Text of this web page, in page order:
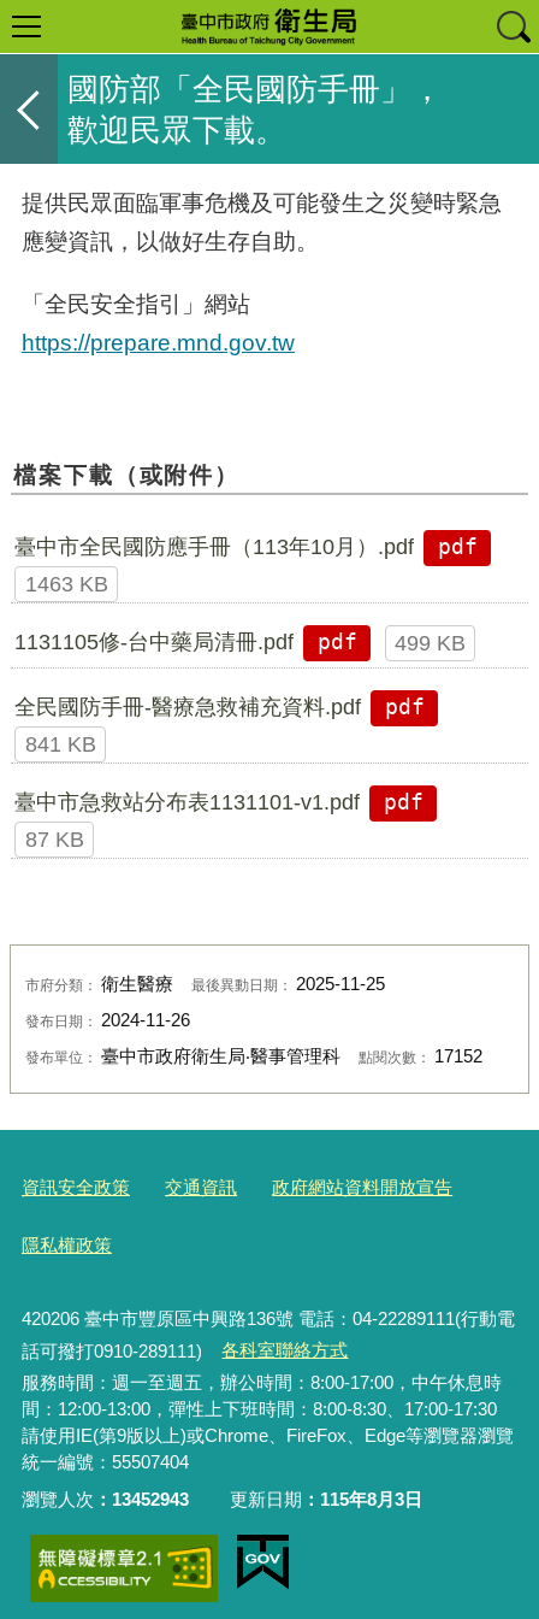
國防部「全民國防手冊」，
歡迎民眾下載。
提供民眾面臨軍事危機及可能發生之災變時緊急
應變資訊，以做好生存自助。
「全民安全指引」網站
https://prepare.mnd.gov.tw
檔案下載（或附件）
臺中市全民國防應手冊（113年10月）.pdf
pdf
1463 KB
1131105修-台中藥局清冊.pdf pdf 499 KB
全民國防手冊-醫療急救補充資料.pdf
pdf
841 KB
臺中市急救站分布表1131101-v1.pdf
pdf
87 KB
市府分類： 衛生醫療 最後異動日期： 2025-11-25
發布日期： 2024-11-26
發布單位： 臺中市政府衛生局‧醫事管理科 點閱次數： 17152
資訊安全政策 交通資訊 政府網站資料開放宣告
隱私權政策
420206臺中市豐原區中興路136號 電話：04-22289111(行動電
話可撥打0910-289111)
各科室聯絡方式
服務時間：週一至週五，辦公時間：8:00-17:00，中午休息時
間：12:00-13:00，彈性上下班時間：8:00-8:30、17:00-17:30
請使用IE(第9版以上)或Chrome、FireFox、Edge等瀏覽器瀏覽
統一編號：55507404
瀏覽人次
13452943 更新日期 115年8月3日